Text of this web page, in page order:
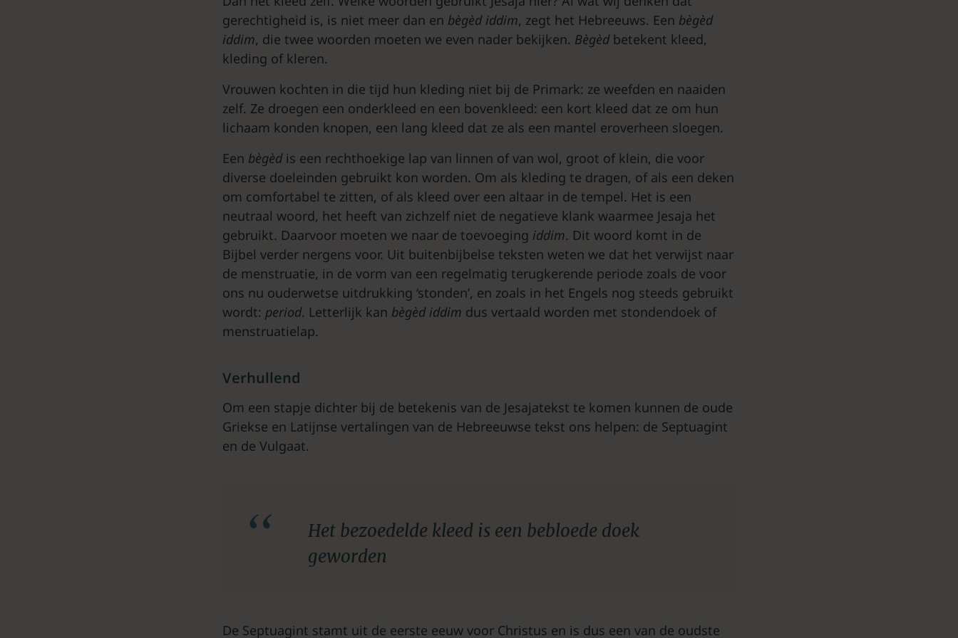
gerechtigheid is, is niet meer dan en bègèd iddim, zegt het Hebreeuws. Een bègèd
iddim, die twee woorden moeten we even nader bekijken. Bègèdbetekent kleed,
kleding of kleren.
Vrouwen kochten in die tijd hun kleding niet bij de Primark: ze weefden en naaiden
zelf. Ze droegen een onderkleed en een bovenkleed: een kort kleed dat ze om hun
lichaam konden knopen, een lang kleed dat ze als een mantel eroverheen sloegen.
Een bègèdis een rechthoekige lap van linnen of van wol, groot of klein, die voor
diverse doeleinden gebruikt kon worden. Om als kleding te dragen, of als een deken
om comfortabel te zitten, of als kleed over een altaar in de tempel. Het is een
neutraal woord, het heeft van zichzelf niet de negatieve klank waarmee Jesaja het
gebruikt. Daarvoor moeten we naar de toevoeging iddim. Dit woord komt in de
Bijbel verder nergens voor. Uit buitenbijbelse teksten weten we dat het verwijst naar
de menstruatie, in de vorm van een regelmatig terugkerende periode zoals de voor
ons nu ouderwetse uitdrukking ‘stonden’, en zoals in het Engels nog steeds gebruikt
wordt: period. Letterlijk kan bègèd iddim dus vertaald worden met stondendoek of
menstruatielap.
Verhullend
Om een stapje dichter bij de betekenis van de Jesajatekst te komen kunnen de oude
Griekse en Latijnse vertalingen van de Hebreeuwse tekst ons helpen: de Septuagint
en de Vulgaat.
Het bezoedelde kleed is een bebloede doek
geworden
De Septuagint stamt uit de eerste eeuw voor Christus en is dus een van de oudste